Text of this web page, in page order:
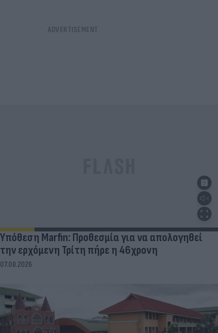
Υπόθεση Marfin: Προθεσμία για να απολογηθεί
την ερχόμενη Τρίτη πήρε η 46χρονη
07.08.2026